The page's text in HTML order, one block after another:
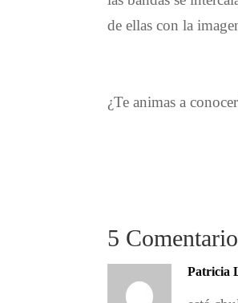
de ellas con la
¿Te animas a
5
Patricia